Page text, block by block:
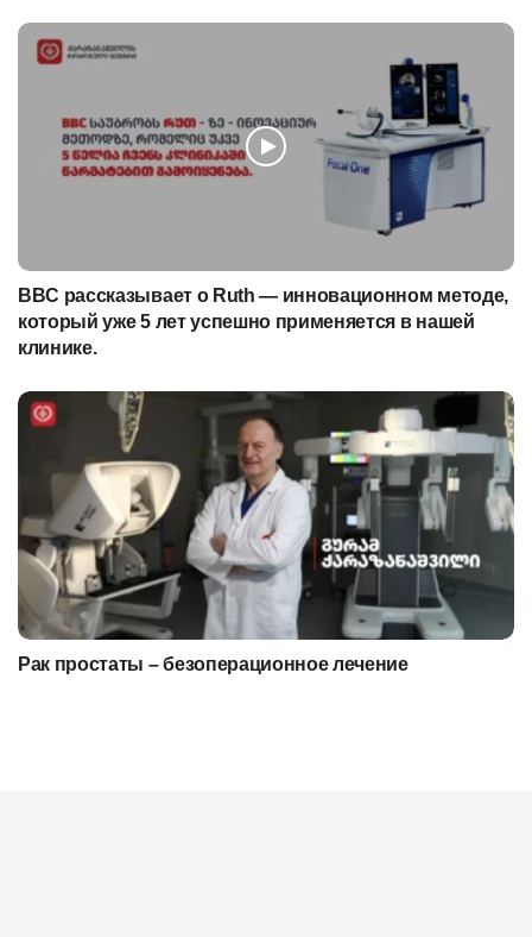
BBC рассказывает о Ruth — инновационном методе,
который уже 5 лет успешно применяется в нашей
клинике.
Рак простаты – безоперационное лечение